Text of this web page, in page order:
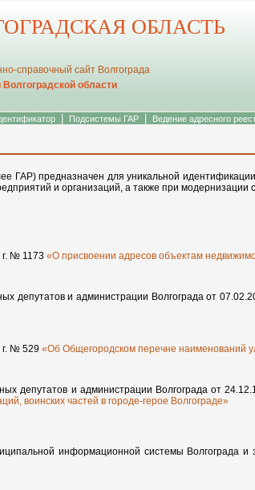
ОБЛАСТЬ
справочный сайт Волгограда
области
Подсистемы ГАР Ведение адресного
ГАР) предназначен для уникальной
и организаций, а также при
г. № 1173 «О присвоении адресов объектам
депутатов и администрации Волгограда от
г. № 529 «Об Общегородском перечне наименований
депутатов и администрации Волгограда от
воинских частей в городе-герое Волгограде»
информационной системы Волгограда и